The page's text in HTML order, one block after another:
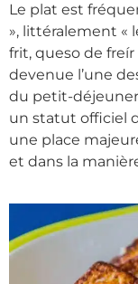
Le plat est
», littéralement «
frit, queso de
devenue l’une
du petit-
un statut officiel
une place
et dans la